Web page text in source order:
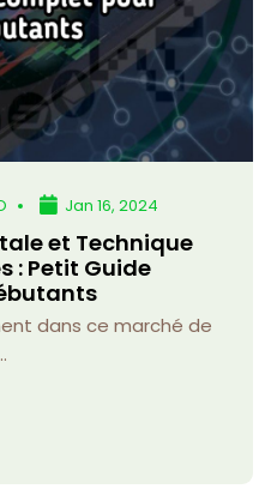
Jan 16, 2024
et Technique
: Petit Guide
dans ce marché de